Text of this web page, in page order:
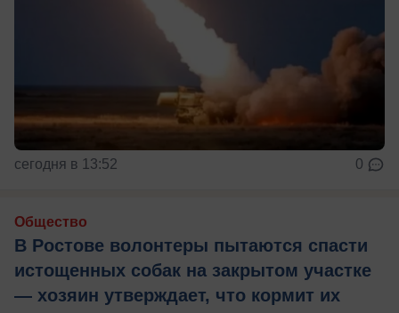
сегодня в 13:52 0
Общество
В Ростове волонтеры пытаются спасти
истощенных собак на закрытом участке
— хозяин утверждает, что кормит их